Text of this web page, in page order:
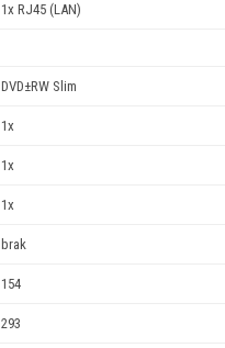
1x RJ45 (LAN)
DVD±RW Slim
1x
1x
1x
brak
154
293